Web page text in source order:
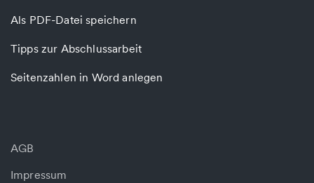
Als PDF-Datei speichern
Tipps zur Abschlussarbeit
Seitenzahlen in Word anlegen
AGB
Impressum